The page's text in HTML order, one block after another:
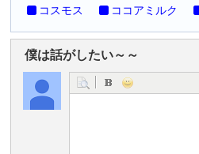
コスモス ココアミルク
僕は話がしたい～～